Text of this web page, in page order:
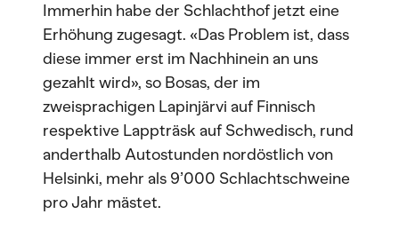
Immerhin habe der Schlachthof jetzt eine
Erhöhung zugesagt. «Das Problem ist, dass
diese immer erst im Nachhinein an uns
gezahlt wird», so Bosas, der im
zweisprachigen Lapinjärvi auf Finnisch
respektive Lappträsk auf Schwedisch, rund
anderthalb Autostunden nordöstlich von
Helsinki, mehr als 9’000 Schlachtschweine
pro Jahr mästet.